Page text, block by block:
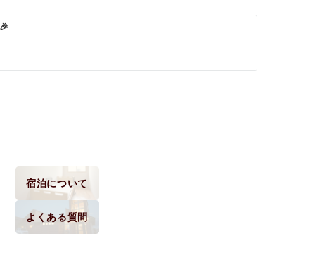
宿泊について
よくある質問